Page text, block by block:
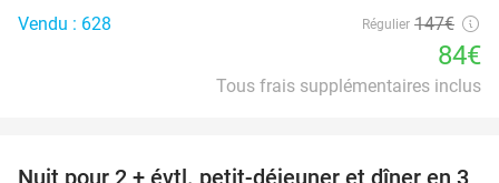
Vendu : 628
Régulier 147€
84€
Tous frais supplémentaires inclus
Nuit pour 2 + évtl. petit-déjeuner et dîner en 3